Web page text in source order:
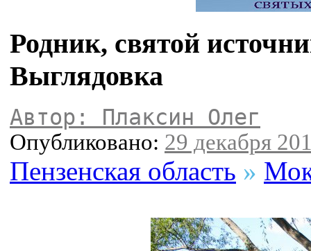
Родник, святой
Выглядовка
Автор: Плаксин Олег
Опубликовано: 29 декабря
Пензенская область »